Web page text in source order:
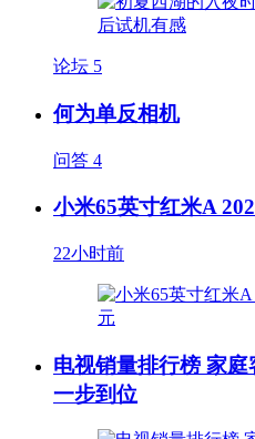
论坛 5
何为单反相机
问答 4
小米65英寸红米A
22小时前
电视销量排行榜 家
一步到位